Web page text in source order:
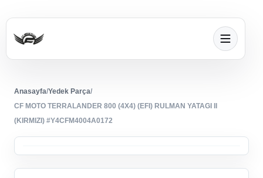
Anasayfa/Yedek Parça/
CF MOTO TERRALANDER 800 (4X4) (EFI) RULMAN YATAGI II
(KIRMIZI) #Y4CFM4004A0172